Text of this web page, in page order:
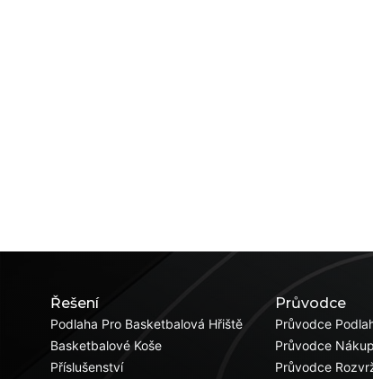
Řešení
Podlaha Pro Basketbalová Hřiště
Basketbalové Koše
Příslušenství
Průvodce
Průvodce
Průvodce
Průvodce